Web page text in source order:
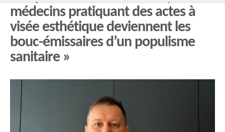
médecins pratiquant des actes à
visée esthétique deviennent les
bouc-émissaires d’un populisme
sanitaire »